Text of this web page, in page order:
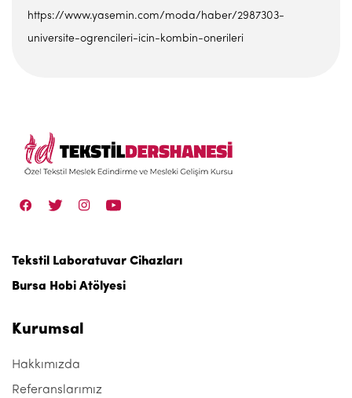
https://www.yasemin.com/moda/haber/2987303-
universite-ogrencileri-icin-kombin-onerileri
Tekstil Laboratuvar Cihazları
Bursa Hobi Atölyesi
Kurumsal
Hakkımızda
Referanslarımız